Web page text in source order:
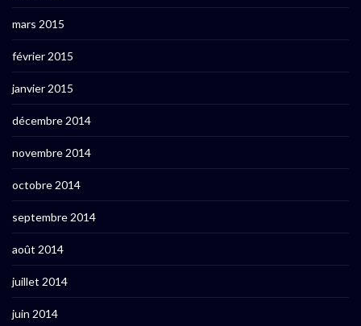
mars 2015
février 2015
janvier 2015
décembre 2014
novembre 2014
octobre 2014
septembre 2014
août 2014
juillet 2014
juin 2014